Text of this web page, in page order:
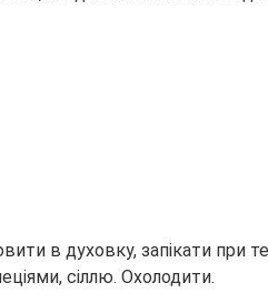
в духовку, запікати при
сіллю. Охолодити.